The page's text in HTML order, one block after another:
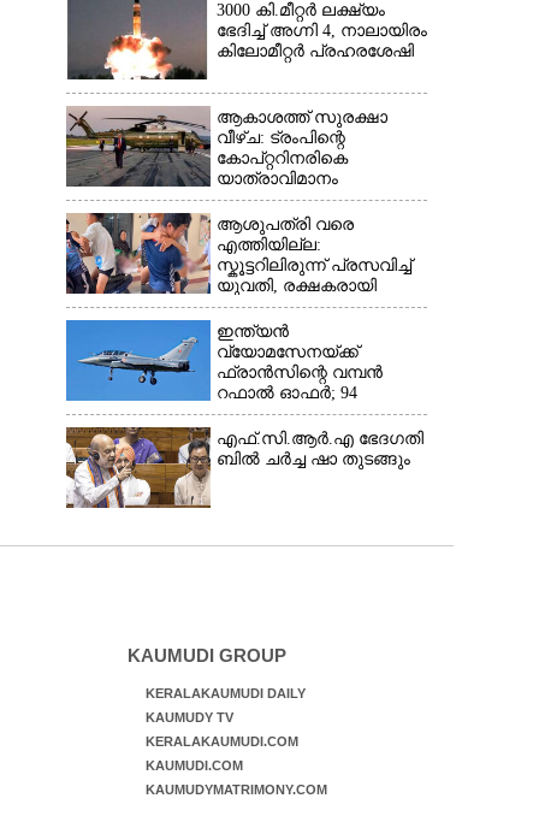
3000 കി.മീറ്റർ ലക്ഷ്യം
ഭേദിച്ച് അഗ്നി 4, നാലായിരം
കിലോമീറ്റർ പ്രഹരശേഷി
ആകാശത്ത് സുരക്ഷാ
വീഴ്‌ച: ട്രംപിന്റെ
കോ‌പ്‌റ്ററിനരികെ
യാത്രാവിമാനം
ആശുപത്രി വരെ
എത്തിയില്ല:
സ്കൂട്ടറിലിരുന്ന് പ്രസവിച്ച്
യുവതി, രക്ഷകരായി
ജീവനക്കാർ
ഇന്ത്യൻ
വ്യോമസേനയ്‌ക്ക്
ഫ്രാൻസിന്റെ വമ്പൻ
റഫാൽ ഓഫർ; 94
യുദ്ധവിമാനങ്ങൾ
ഇന്ത്യയിൽതന്നെ
നിർ‌മ്മിക്കും
എ​ഫ്.​സി.​ആ​ർ.​എ​ ​ഭേ​ദ​ഗ​തി​
​ബിൽ ച​ർ​ച്ച​ ​ഷാ​ ​തുടങ്ങും
KAUMUDI GROUP
KERALAKAUMUDI DAILY
KAUMUDY TV
KERALAKAUMUDI.COM
KAUMUDI.COM
KAUMUDYMATRIMONY.COM